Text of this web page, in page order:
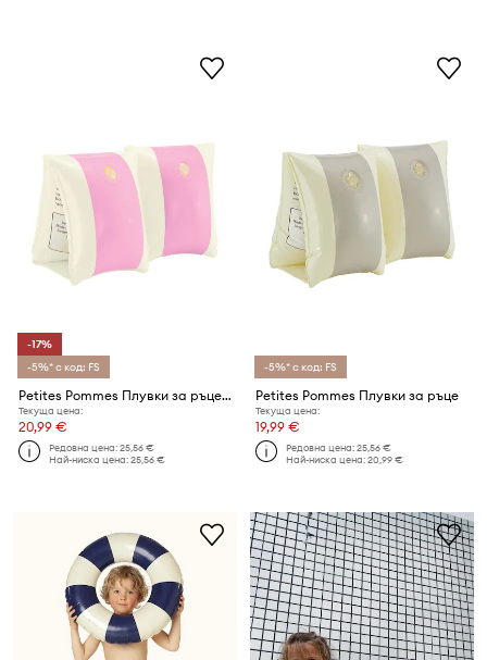
-17%
-5%* с код: FS
Petites Pommes Плувки за ръце ALEX ARMBANDS 23CM X 15CM
Текуща цена:
20,99 €
Редовна цена:25,56 €
Най-ниска цена:25,56 €
-5%* с код: FS
Petites Pommes Плувки за ръце
Текуща цена:
19,99 €
Редовна цена:25,56 €
Най-ниска цена:20,99 €